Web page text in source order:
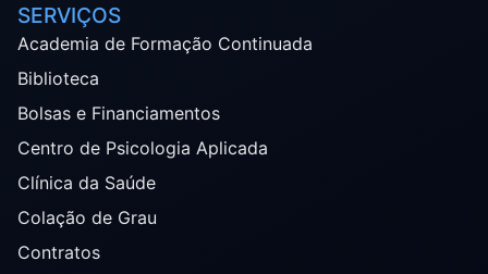
SERVIÇOS
Academia de Formação Continuada
Biblioteca
Bolsas e Financiamentos
Centro de Psicologia Aplicada
Clínica da Saúde
Colação de Grau
Contratos